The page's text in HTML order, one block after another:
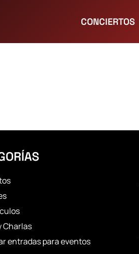
CONCIERTOS
Charlas
entradas para eventos